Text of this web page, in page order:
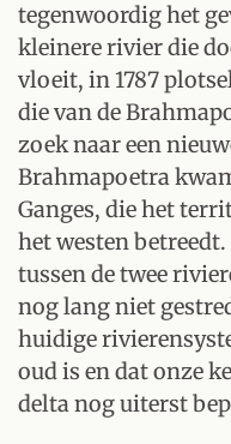
tegenwoordig het
kleinere rivier die
vloeit, in 1787
die van de
zoek naar een
Brahmapoetra
Ganges, die het
het westen
tussen de twee
nog lang niet
huidige
oud is en dat onze
delta nog uiterst